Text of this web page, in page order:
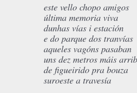
este vello chopo amigos
última memoria viva
dunhas vías i estación
e do parque dos tranvías
aqueles vagóns pasaban
uns dez metros máis
de figueirido pra bouza
suroeste a travesía